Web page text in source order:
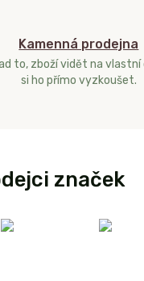
Kamenná prodejna
to, zboží vidět na vlastní
si ho přímo vyzkoušet.
značek